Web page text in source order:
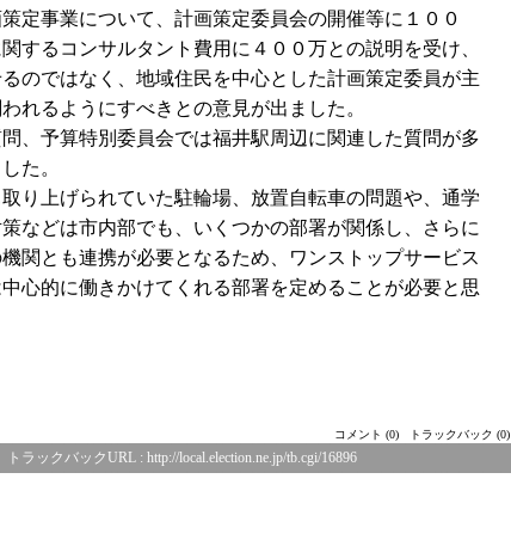
定事業について、計画策定委員会の開催等に１００
するコンサルタント費用に４００万との説明を受け、
のではなく、地域住民を中心とした計画策定委員が主
れるようにすべきとの意見が出ました。
、予算特別委員会では福井駅周辺に関連した質問が多
た。
り上げられていた駐輪場、放置自転車の問題や、通学
などは市内部でも、いくつかの部署が関係し、さらに
関とも連携が必要となるため、ワンストップサービス
心的に働きかけてくれる部署を定めることが必要と思
コメント (0) トラックバック (0)
トラックバックURL : http://local.election.ne.jp/tb.cgi/16896